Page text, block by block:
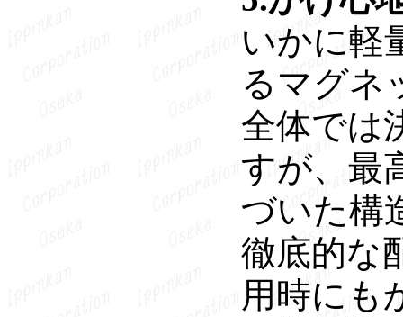
いかに軽
るマグネ
全体では
すが、最
づいた構
徹底的な
用時にも